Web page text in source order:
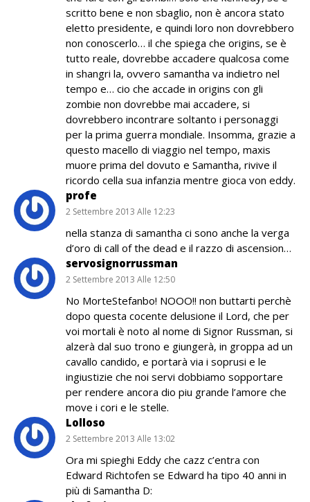
scritto bene e non sbaglio, non è ancora stato
eletto presidente, e quindi loro non dovrebbero
non conoscerlo… il che spiega che origins, se è
tutto reale, dovrebbe accadere qualcosa come
in shangri la, ovvero samantha va indietro nel
tempo e… cio che accade in origins con gli
zombie non dovrebbe mai accadere, si
dovrebbero incontrare soltanto i personaggi
per la prima guerra mondiale. Insomma, grazie a
questo macello di viaggio nel tempo, maxis
muore prima del dovuto e Samantha, rivive il
ricordo cella sua infanzia mentre gioca von eddy.
profe
2 Settembre 2013 Alle 12:23
nella stanza di samantha ci sono anche la verga
d’oro di call of the dead e il razzo di ascension…
servosignorrussman
2 Settembre 2013 Alle 12:50
No MorteStefanbo! NOOO!! non buttarti perchè
dopo questa cocente delusione il Lord, che per
voi mortali è noto al nome di Signor Russman, si
alzerà dal suo trono e giungerà, in groppa ad un
cavallo candido, e portarà via i soprusi e le
ingiustizie che noi servi dobbiamo sopportare
per rendere ancora dio piu grande l’amore che
move i cori e le stelle.
Lolloso
2 Settembre 2013 Alle 13:02
Ora mi spieghi Eddy che cazz c’entra con
Edward Richtofen se Edward ha tipo 40 anni in
più di Samantha D: